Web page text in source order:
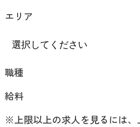
エリア
職種
給料
※上限以上の求人を見るには